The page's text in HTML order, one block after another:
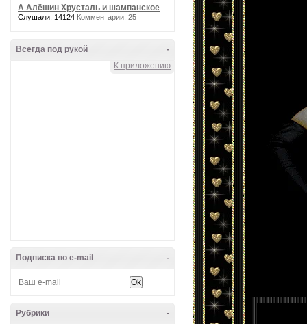
А Алёшин Хрусталь и шампанское
Слушали: 14124 Комментарии: 25
-
Всегда под рукой
К приложению
-
Подписка по e-mail
-
Рубрики